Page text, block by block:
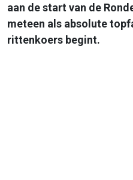
aan de start van de
meteen als absolute
rittenkoers begint.